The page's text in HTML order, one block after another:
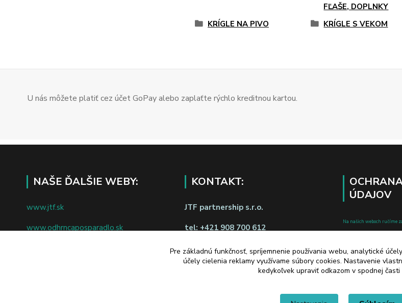
FĽAŠE, DOPLNKY
KRÍGLE NA PIVO KRÍGLE S VEKOM
U nás môžete platiť cez účet GoPay alebo zaplaťte rýchlo kreditnou kartou.
NAŠE ĎALŠIE WEBY:
www.jtf.sk
www.odhrncaposparadlo.sk
KONTAKT:
JTF partnership s.r.o.
tel: +421 908 700 612
napíšte nám
Odstúpiť od zmluvy tu
ÚDAJOV
Na našich weboch ručíme
chránené v zmysle zákona
a o zmene a doplnení
Pre základnú funkčnosť, spríjemnenie používania webu, analytické
účely cielenia reklamy využívame súbory cookies. Nastavenie
kedykoľvek upraviť odkazom v spodnej časti